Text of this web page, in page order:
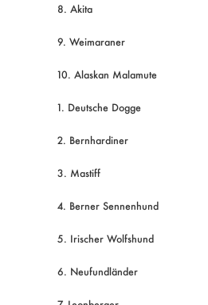
8. Akita
9. Weimaraner
10. Alaskan Malamute
1. Deutsche Dogge
2. Bernhardiner
3. Mastiff
4. Berner Sennenhund
5. Irischer Wolfshund
6. Neufundländer